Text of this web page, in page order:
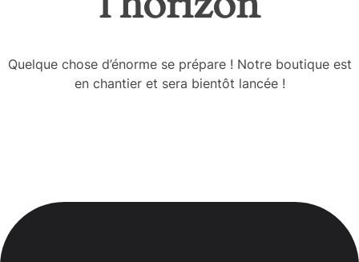
Quelque chose d’énorme se prépare ! Notre boutique est
en chantier et sera bientôt lancée !